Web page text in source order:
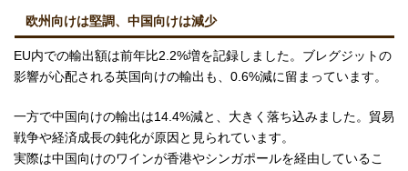
欧州向けは堅調、中国向けは減少
EU内での輸出額は前年比2.2%増を記録しました。ブレグジットの
影響が心配される英国向けの輸出も、0.6%減に留まっています。
一方で中国向けの輸出は14.4%減と、大きく落ち込みました。貿易
戦争や経済成長の鈍化が原因と見られています。
実際は中国向けのワインが香港やシンガポールを経由しているこ